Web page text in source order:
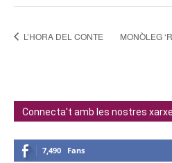
L’HORA DEL CONTE MONÒLEG
Connecta't amb les nostres
7,490 Fans